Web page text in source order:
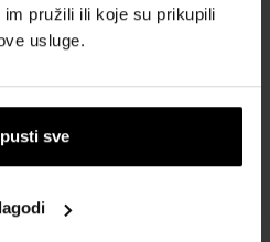
pružili ili koje su prikupili
usluge.
sve
:
1